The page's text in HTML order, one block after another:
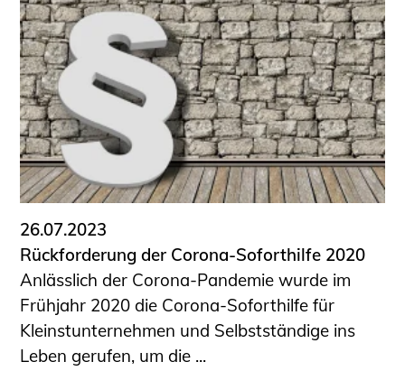
Informationen für Schülerinnen,
Schüler und Studierende
Projekte für Schülerinnen und Schüler
START.ING. Das Studierenden Praxis-
Programm
Wissenswertes für Studierende
Wettbewerbe für Studierende
BLING.BLING.
Kammer Newsletter
Presse
Kontakt und Anfahrt
Impressum
Datenschutz
26.07.2023
Rückforderung der Corona-Soforthilfe 2020
Anlässlich der Corona-Pandemie wurde im
Frühjahr 2020 die Corona-Soforthilfe für
Kleinstunternehmen und Selbstständige ins
Leben gerufen, um die ...